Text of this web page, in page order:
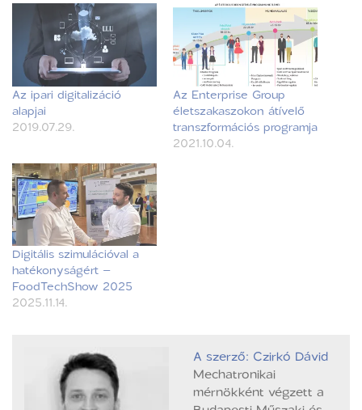
Az ipari digitalizáció
alapjai
2019.07.29.
Az Enterprise Group
életszakaszokon átívelő
transzformációs programja
2021.10.04.
Digitális szimulációval a
hatékonyságért –
FoodTechShow 2025
2025.11.14.
A szerző: Czirkó Dávid
Mechatronikai
mérnökként végzett a